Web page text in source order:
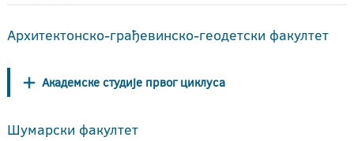
Архитектонско-грађевинско-геодетски факултет
Академске студије првог циклуса
Шумарски факултет